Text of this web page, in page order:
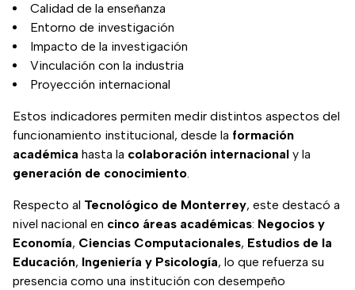
Calidad de la enseñanza
Entorno de investigación
Impacto de la investigación
Vinculación con la industria
Proyección internacional
Estos indicadores permiten medir distintos aspectos del
funcionamiento institucional, desde la formación
académica hasta la colaboración internacional y la
generación de conocimiento.
Respecto al Tecnológico de Monterrey, este destacó a
nivel nacional en cinco áreas académicas: Negocios y
Economía, Ciencias Computacionales, Estudios de la
Educación, Ingeniería y Psicología, lo que refuerza su
presencia como una institución con desempeño